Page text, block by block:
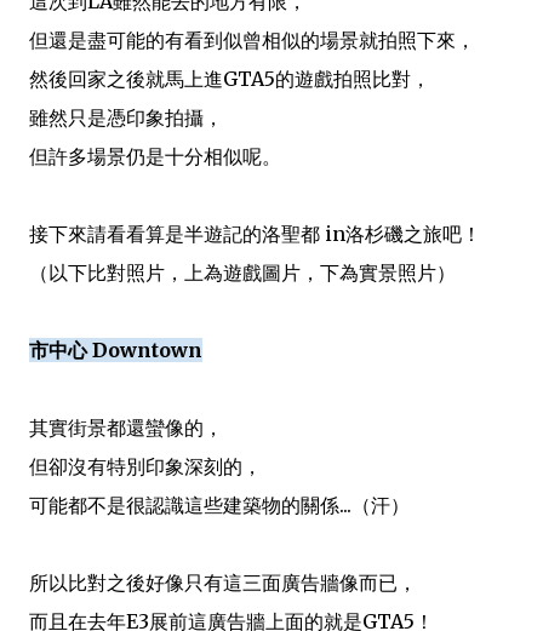
但還是盡可能的有看到似曾相似的場景就拍照下來，
然後回家之後就馬上進GTA5的遊戲拍照比對，
雖然只是憑印象拍攝，
但許多場景仍是十分相似呢。
接下來請看看算是半遊記的洛聖都 in洛杉磯之旅吧！
（以下比對照片，上為遊戲圖片，下為實景照片）
市中心 Downtown
其實街景都還蠻像的，
但卻沒有特別印象深刻的，
可能都不是很認識這些建築物的關係...（汗）
所以比對之後好像只有這三面廣告牆像而已，
而且在去年E3展前這廣告牆上面的就是GTA5！